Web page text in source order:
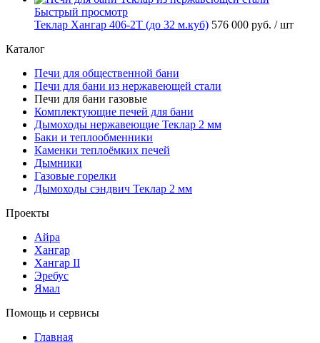
Быстрый просмотр
Теклар Хангар 406-2Т (до 32 м.куб) 576 000 руб. / шт
Каталог
Печи для общественной бани
Печи для бани из нержавеющей стали
Печи для бани газовые
Комплектующие печей для бани
Дымоходы нержавеющие Теклар 2 мм
Баки и теплообменники
Каменки теплоёмких печей
Дымники
Газовые горелки
Дымоходы сэндвич Теклар 2 мм
Проекты
Айра
Хангар
Хангар II
Эребус
Ямал
Помощь и сервисы
Главная